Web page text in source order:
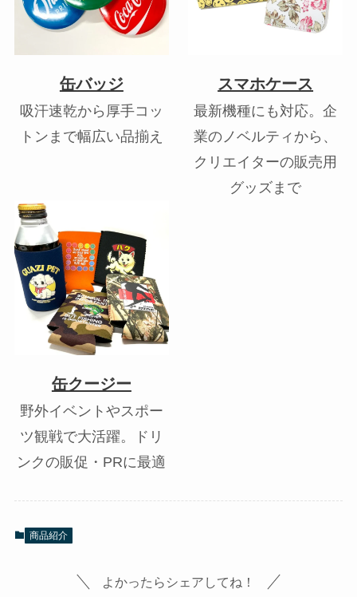
缶バッジ
吸汗速乾から厚手コッ
トンまで幅広い品揃え
スマホケース
最新機種にも対応。企
業のノベルティから、
クリエイターの販売用
グッズまで
缶クージー
野外イベントやスポー
ツ観戦で大活躍。ドリ
ンクの販促・PRに最適
商品紹介
よかったらシェアしてね！